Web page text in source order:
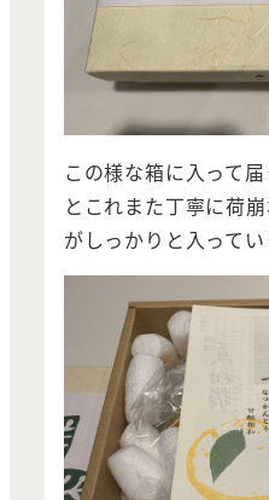
この様な箱に入って
とこれまた丁寧に荷
がしっかりと入ってい